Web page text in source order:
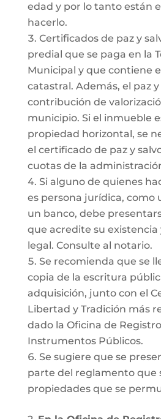
edad y por lo tanto están
hacerlo.
Certificados de paz y
predial que se paga en la
Municipal y que contiene
catastral. Además, el paz
contribución de
municipio. Si el inmueble
propiedad horizontal, se
el certificado de paz y
cuotas de la
Si alguno de quienes
es persona jurídica, como
un banco, debe
que acredite su
legal. Consulte al notario.
Se recomienda que se
copia de la escritura
adquisición, junto con el
Libertad y Tradición más
dado la Oficina de
Instrumentos Públicos.
Se sugiere que se
parte del reglamento que
propiedades que se